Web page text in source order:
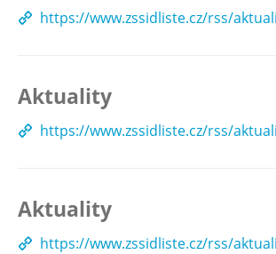
https://www.zssidliste.cz/rss/
Aktuality
https://www.zssidliste.cz/rss/
Aktuality
https://www.zssidliste.cz/rss/